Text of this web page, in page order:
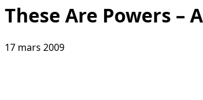
These Are Powers –
17 mars 2009